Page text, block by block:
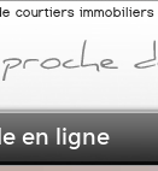
courtiers
en ligne